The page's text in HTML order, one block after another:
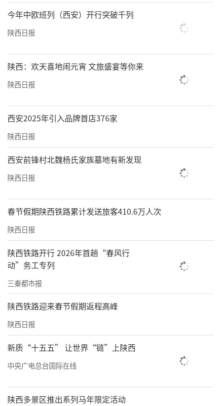
今年中欧班列（西安）开行突破千列
陕西日报
陕西：欢天喜地闹元宵 文旅盛宴等你来
陕西日报
西安2025年引入品牌首店376家
陕西日报
西安前锋村北魏杨氏家族墓地有新发现
陕西日报
春节假期陕西铁路累计发送旅客410.6万人次
陕西日报
陕西铁路开行 2026年首趟“春风行
动”务工专列
三秦都市报
陕西铁路迎来春节假期返程高峰
陕西日报
新质“十五五” 让世界“链”上陕西
中央广电总台国际在线
陕西多景区推出系列马年限定活动